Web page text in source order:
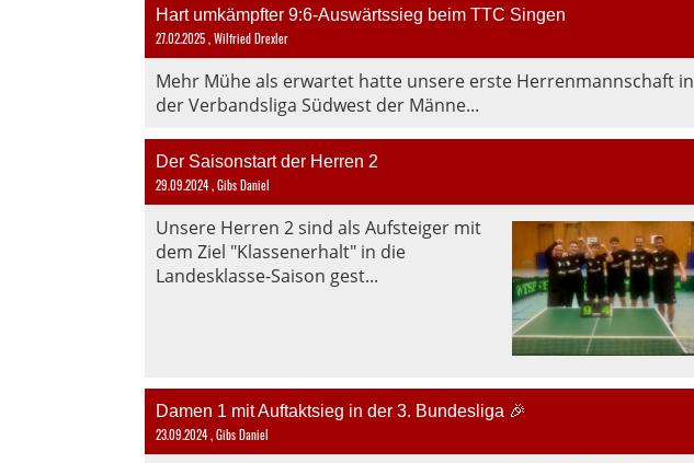
Hart umkämpfter 9:6-Auswärtssieg beim TTC Singen
27.02.2025, Wilfried Drexler
Mehr Mühe als erwartet hatte unsere erste Herrenmannschaft in
der Verbandsliga Südwest der Männe...
Der Saisonstart der Herren 2
29.09.2024, Gibs Daniel
Unsere Herren 2 sind als Aufsteiger mit
dem Ziel "Klassenerhalt" in die
Landesklasse-Saison gest...
Damen 1 mit Auftaktsieg in der 3. Bundesliga 🎉
23.09.2024, Gibs Daniel